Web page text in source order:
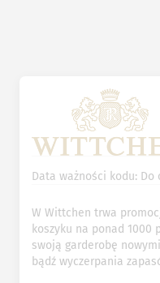
Data ważności kodu: Do
W Wittchen trwa
koszyku na ponad 1000
swoją garderobę
bądź wyczerpania